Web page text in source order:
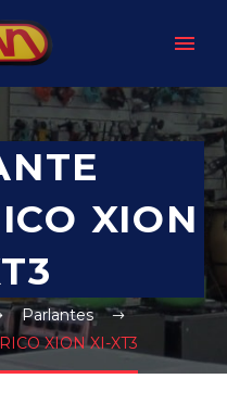
XION
Parlantes
XION XI-XT3